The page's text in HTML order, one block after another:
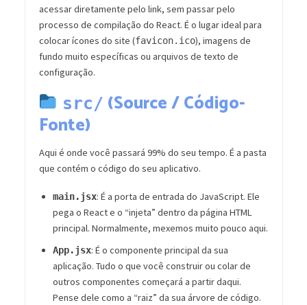
acessar diretamente pelo link, sem passar pelo
processo de compilação do React. É o lugar ideal para
colocar ícones do site (favicon.ico), imagens de
fundo muito específicas ou arquivos de texto de
configuração.
src/ (Source / Código-
Fonte)
Aqui é onde você passará 99% do seu tempo. É a pasta
que contém o código do seu aplicativo.
main.jsx: É a porta de entrada do JavaScript. Ele
pega o React e o “injeta” dentro da página HTML
principal. Normalmente, mexemos muito pouco aqui.
App.jsx: É o componente principal da sua
aplicação. Tudo o que você construir ou colar de
outros componentes começará a partir daqui.
Pense dele como a “raiz” da sua árvore de código.